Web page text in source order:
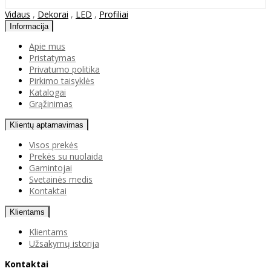
Vidaus , Dekorai , LED , Profiliai
Informacija
Apie mus
Pristatymas
Privatumo politika
Pirkimo taisyklės
Katalogai
Grąžinimas
Klientų aptarnavimas
Visos prekės
Prekės su nuolaida
Gamintojai
Svetainės medis
Kontaktai
Klientams
Klientams
Užsakymų istorija
Kontaktai